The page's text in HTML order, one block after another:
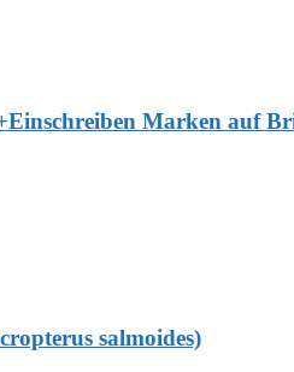
Marken auf
salmoides)